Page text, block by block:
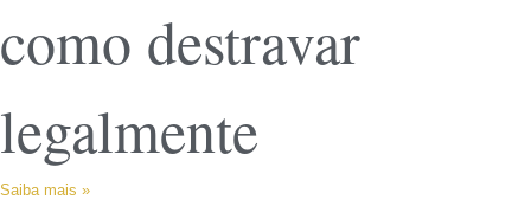
como destravar
legalmente
Saiba mais »